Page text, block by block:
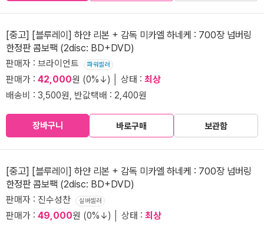
[중고] [블루레이] 하얀 리본 + 감독 미카엘 하네케 : 700장 넘버링
한정판 콤보팩 (2disc: BD+DVD)
판매자 : 브라이언트 파워셀러
판매가 : 42,000원 (0%↓) │ 상태 : 최상
배송비 : 3,500원, 반값택배 : 2,400원
장바구니 바로구매 보관함
[중고] [블루레이] 하얀 리본 + 감독 미카엘 하네케 : 700장 넘버링
한정판 콤보팩 (2disc: BD+DVD)
판매자 : 진수성찬 실버셀러
판매가 : 49,000원 (0%↓) │ 상태 : 최상